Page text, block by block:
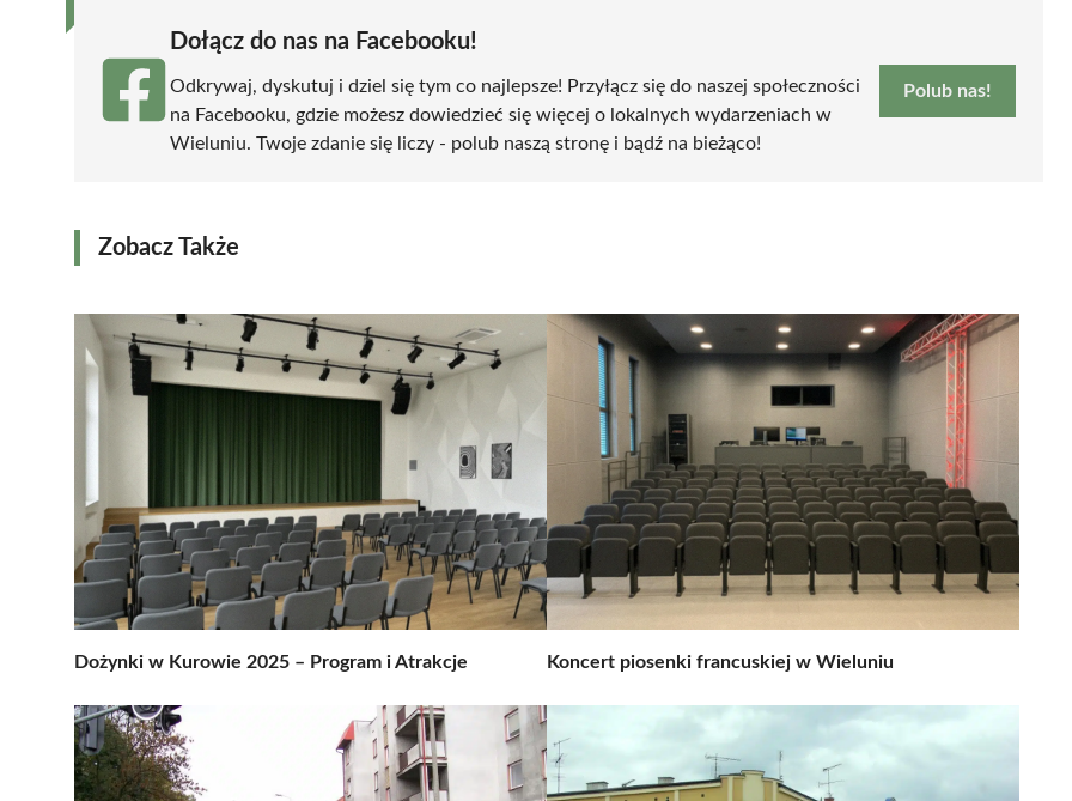
Dołącz do nas na Facebooku!
Odkrywaj, dyskutuj i dziel się tym co najlepsze! Przyłącz się do naszej społeczności
na Facebooku, gdzie możesz dowiedzieć się więcej o lokalnych wydarzeniach w
Wieluniu. Twoje zdanie się liczy - polub naszą stronę i bądź na bieżąco!
Polub nas!
Zobacz Także
Dożynki w Kurowie 2025 – Program i Atrakcje Koncert piosenki francuskiej w Wieluniu